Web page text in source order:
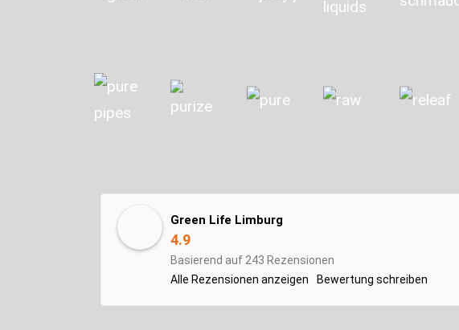
Green Life Limburg
4.9
Basierend auf 243 Rezensionen
Alle Rezensionen anzeigen
Bewertung schreiben